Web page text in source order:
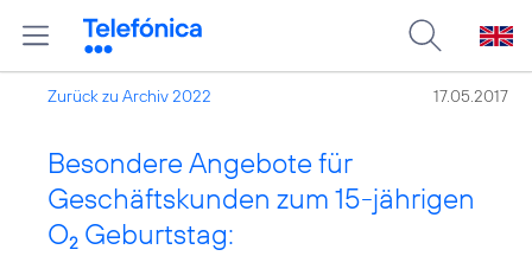
Zurück zu Archiv 2022 17.05.2017
Besondere Angebote für
Geschäftskunden zum 15-jährigen
O2 Geburtstag: